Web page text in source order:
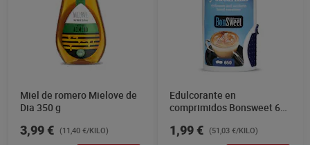
Miel de romero Mielove de
Dia 350 g
3,99 € (11,40 €/KILO)
Edulcorante en
comprimidos Bonsweet 650
1,99 € (51,03 €/KILO)